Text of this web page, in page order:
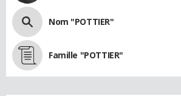
Nom "POTTIER"
Famille "POTTIER"